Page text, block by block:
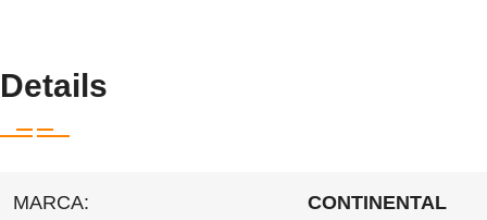
Details
MARCA: CONTINENTAL